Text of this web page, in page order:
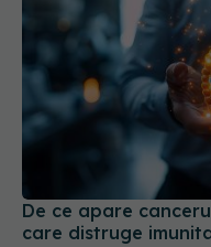
De ce apare
care distruge